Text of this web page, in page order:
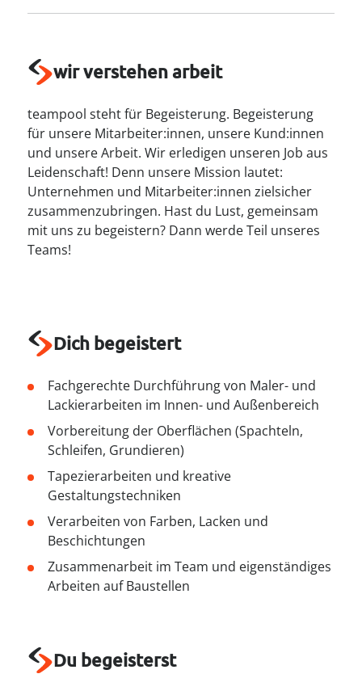
----
----
wir verstehen arbeit
teampool steht für Begeisterung. Begeisterung
für unsere Mitarbeiter:innen, unsere Kund:innen
und unsere Arbeit. Wir erledigen unseren Job aus
Leidenschaft! Denn unsere Mission lautet:
Unternehmen und Mitarbeiter:innen zielsicher
zusammenzubringen. Hast du Lust, gemeinsam
mit uns zu begeistern? Dann werde Teil unseres
Teams!
Dich begeistert
Fachgerechte Durchführung von Maler- und
Lackierarbeiten im Innen- und Außenbereich
Vorbereitung der Oberflächen (Spachteln,
Schleifen, Grundieren)
Tapezierarbeiten und kreative
Gestaltungstechniken
Verarbeiten von Farben, Lacken und
Beschichtungen
Zusammenarbeit im Team und eigenständiges
Arbeiten auf Baustellen
Du begeisterst